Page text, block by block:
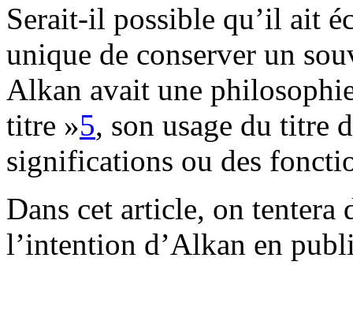
Serait-il possible qu’il ait
unique de conserver un
Alkan avait une
titre »5, son usage du titre
significations ou des
Dans cet article, on tentera
l’intention d’Alkan en